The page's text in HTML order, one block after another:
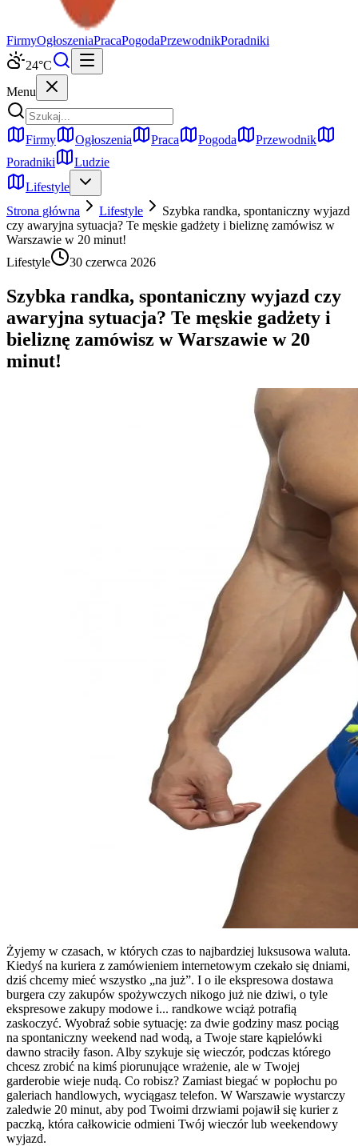
FirmyOgłoszeniaPracaPogodaPrzewodnikPoradniki
24°C
Menu
Firmy Ogłoszenia Praca Pogoda
Przewodnik
Poradniki
Ludzie
Lifestyle
Strona główna
Lifestyle
Szybka randka, spontaniczny wyjazd
czy awaryjna sytuacja? Te męskie gadżety i bieliznę zamówisz w
Warszawie w 20 minut!
Lifestyle
30 czerwca 2026
Szybka randka, spontaniczny wyjazd czy
awaryjna sytuacja? Te męskie gadżety i
bieliznę zamówisz w Warszawie w 20
minut!
Żyjemy w czasach, w których czas to najbardziej luksusowa waluta.
Kiedyś na kuriera z zamówieniem internetowym czekało się dniami,
dziś chcemy mieć wszystko „na już”. I o ile ekspresowa dostawa
burgera czy zakupów spożywczych nikogo już nie dziwi, o tyle
ekspresowe zakupy modowe i... randkowe wciąż potrafią
zaskoczyć. Wyobraź sobie sytuację: za dwie godziny masz pociąg
na spontaniczny weekend nad wodą, a Twoje stare kąpielówki
dawno straciły fason. Alby szykuje się wieczór, podczas którego
chcesz zrobić na kimś piorunujące wrażenie, ale w Twojej
garderobie wieje nudą. Co robisz? Zamiast biegać w popłochu po
galeriach handlowych, wyciągasz telefon. W Warszawie wystarczy
zaledwie 20 minut, aby pod Twoimi drzwiami pojawił się kurier z
paczką, która całkowicie odmieni Twój wieczór lub weekendowy
wyjazd.